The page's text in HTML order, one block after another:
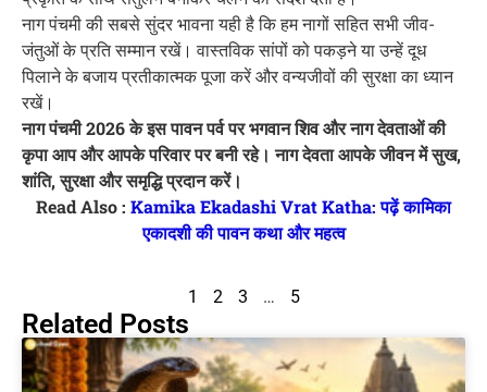
नाग पंचमी की सबसे सुंदर भावना यही है कि हम नागों सहित सभी जीव-
जंतुओं के प्रति सम्मान रखें। वास्तविक सांपों को पकड़ने या उन्हें दूध
पिलाने के बजाय प्रतीकात्मक पूजा करें और वन्यजीवों की सुरक्षा का ध्यान
रखें।
नाग पंचमी 2026 के इस पावन पर्व पर भगवान शिव और नाग देवताओं की
कृपा आप और आपके परिवार पर बनी रहे। नाग देवता आपके जीवन में सुख,
शांति, सुरक्षा और समृद्धि प्रदान करें।
Read Also : Kamika Ekadashi Vrat Katha: पढ़ें कामिका
एकादशी की पावन कथा और महत्व
1 2 3 … 5
Related Posts